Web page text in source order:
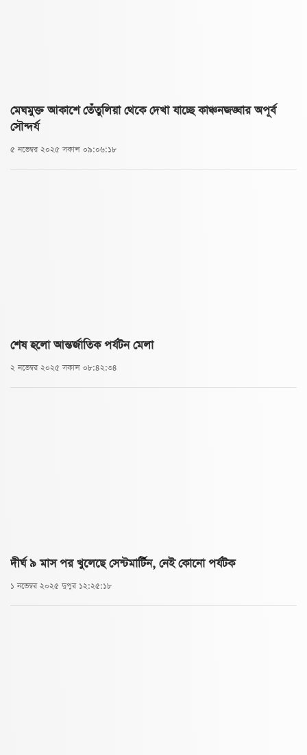
মেঘমুক্ত আকাশে তেঁতুলিয়া থেকে দেখা যাচ্ছে কাঞ্চনজঙ্ঘার অপূর্ব
সৌন্দর্য
৫ নভেম্বর ২০২৫ সকাল ০৯:০৬:১৮
শেষ হলো আন্তর্জাতিক পর্যটন মেলা
২ নভেম্বর ২০২৫ সকাল ০৮:৪২:৩৪
দীর্ঘ ৯ মাস পর খুলেছে সেন্টমার্টিন, নেই কোনো পর্যটক
১ নভেম্বর ২০২৫ দুপুর ১২:২৫:১৮